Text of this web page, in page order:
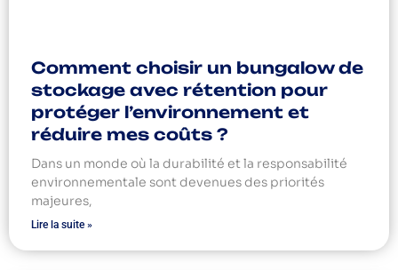
Comment choisir un bungalow de
stockage avec rétention pour
protéger l’environnement et
réduire mes coûts ?
Dans un monde où la durabilité et la responsabilité
environnementale sont devenues des priorités
majeures,
Lire la suite »